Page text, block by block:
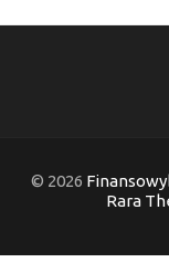
© 2026
Rara